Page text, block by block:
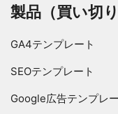
製品（買い切り
GA4テンプレート
SEOテンプレート
Google広告テンプレ